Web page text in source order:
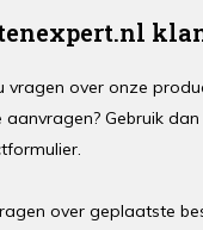
vragen over onze
Gebruik dan
over geplaatste